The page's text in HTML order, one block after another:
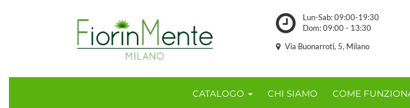
Lun-Sab: 09:00-19:30
Dom: 09:00 - 13:30
Via Buonarroti, 5, Milano
CATALOGO CHI SIAMO COME